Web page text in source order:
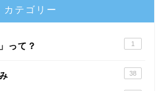
カテゴリー
って？ 1
38